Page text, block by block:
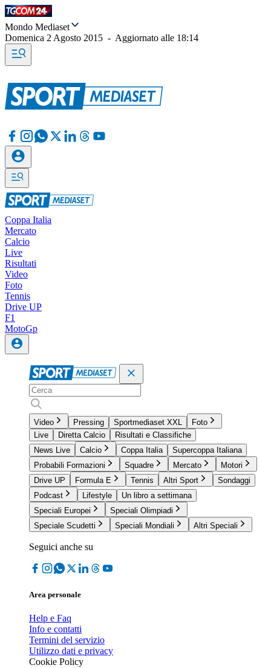
Mondo Mediaset
Domenica 2 Agosto 2015 - Aggiornato alle 18:14
Coppa Italia
Mercato
Calcio
Live
Risultati
Video
Foto
Tennis
Drive UP
F1
MotoGp
Video Pressing Sportmediaset XXL
Foto
Live
Diretta Calcio
Risultati e Classifiche
News Live
Calcio Coppa Italia
Supercoppa Italiana
Probabili Formazioni
Squadre Mercato
Motori
Drive UP
Formula E Tennis Altri Sport
Sondaggi
Podcast
Lifestyle
Un libro a settimana
Speciali Europei
Speciali Olimpiadi
Speciale Scudetti
Speciali Mondiali Altri Speciali
Seguici anche su
Area personale
Help e Faq
Info e contatti
Termini del servizio
Utilizzo dati e privacy
Cookie Policy